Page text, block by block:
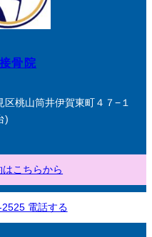
骨院
桃山筒井伊賀東町４７−１
)
こちらから
電話する